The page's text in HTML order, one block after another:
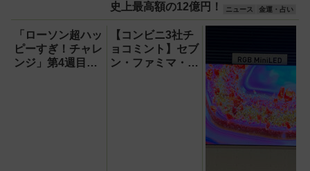
史上最高額の12億円！
ニュース 金運・占い
「ローソン超ハッ
ピーすぎ！チャレ
ンジ」第4週目最
【コンビニ3社チ
ョコミント】セブ
ン・ファミマ・ロ